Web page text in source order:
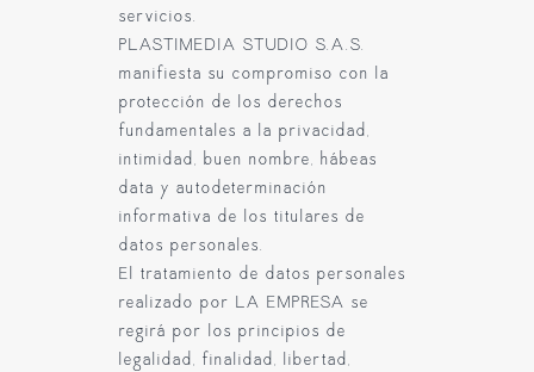
servicios.
PLASTIMEDIA STUDIO S.A.S.
manifiesta su compromiso con la
protección de los derechos
fundamentales a la privacidad,
intimidad, buen nombre, hábeas
data y autodeterminación
informativa de los titulares de
datos personales.
El tratamiento de datos personales
realizado por LA EMPRESA se
regirá por los principios de
legalidad, finalidad, libertad,